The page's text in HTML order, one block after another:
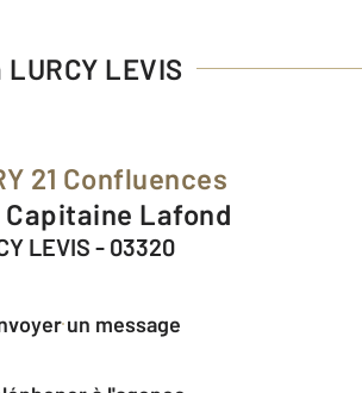
LEVIS
21 Confluences
Capitaine Lafond
LEVIS - 03320
un message